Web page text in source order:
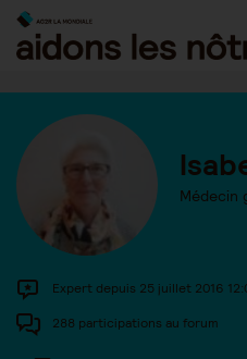
Skip
content
Médecin
Expert depuis 25 juillet 2016
288 participations au forum